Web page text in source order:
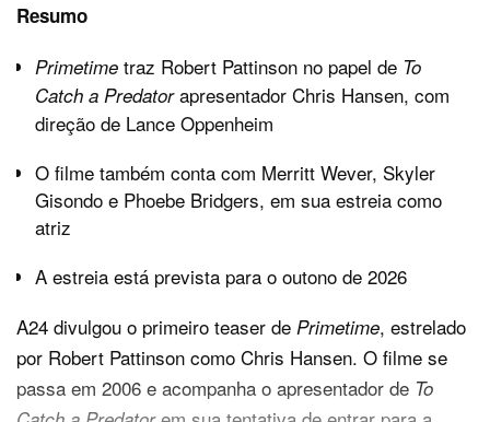
Resumo
Primetime traz Robert Pattinson no papel de To
Catch a Predatorapresentador Chris Hansen, com
direção de Lance Oppenheim
O filme também conta com Merritt Wever, Skyler
Gisondo e Phoebe Bridgers, em sua estreia como
atriz
A estreia está prevista para o outono de 2026
A24 divulgou o primeiro teaser de Primetime, estrelado
por Robert Pattinson como Chris Hansen. O filme se
passa em 2006 e acompanha o apresentador de To